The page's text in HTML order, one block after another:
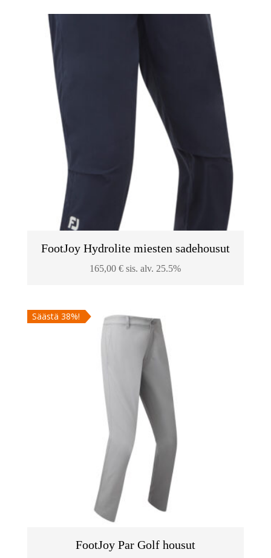
FootJoy Hydrolite miesten sadehousut
165,00€ sis. alv. 25.5%
Säästä 38%!
FootJoy Par Golf housut